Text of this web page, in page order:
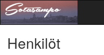
Henkilöt